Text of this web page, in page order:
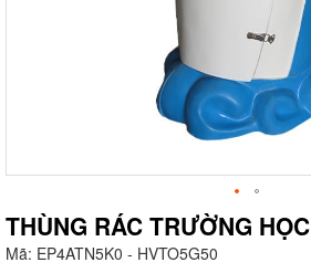
THÙNG RÁC TRƯỜNG HỌC
Mã: EP4ATN5K0 - HVTO5G50